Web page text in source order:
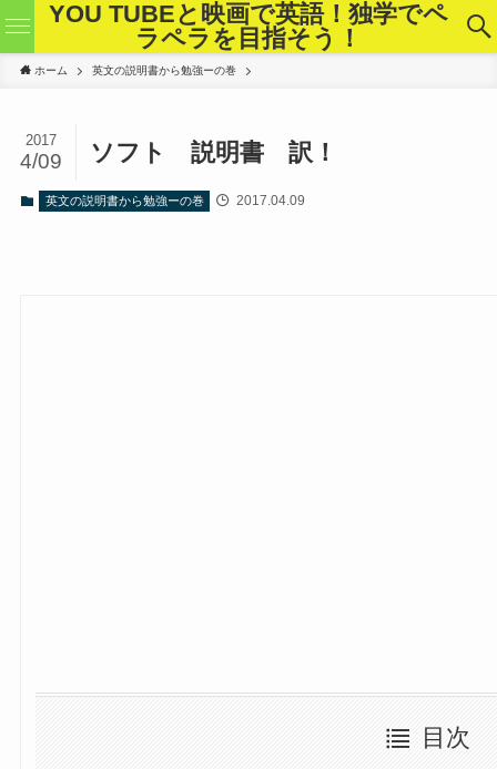
YOU TUBEと映画で英語！独学でペ
ラペラを目指そう！
ホーム 英文の説明書から勉強ーの巻
ソフト 説明書 訳！
2017
4/09
英文の説明書から勉強ーの巻 2017.04.09
目次